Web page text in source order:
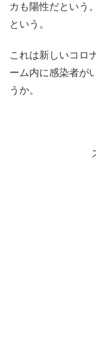
カも陽性だという
という。
これは新しいコロ
ーム内に感染者が
うか。